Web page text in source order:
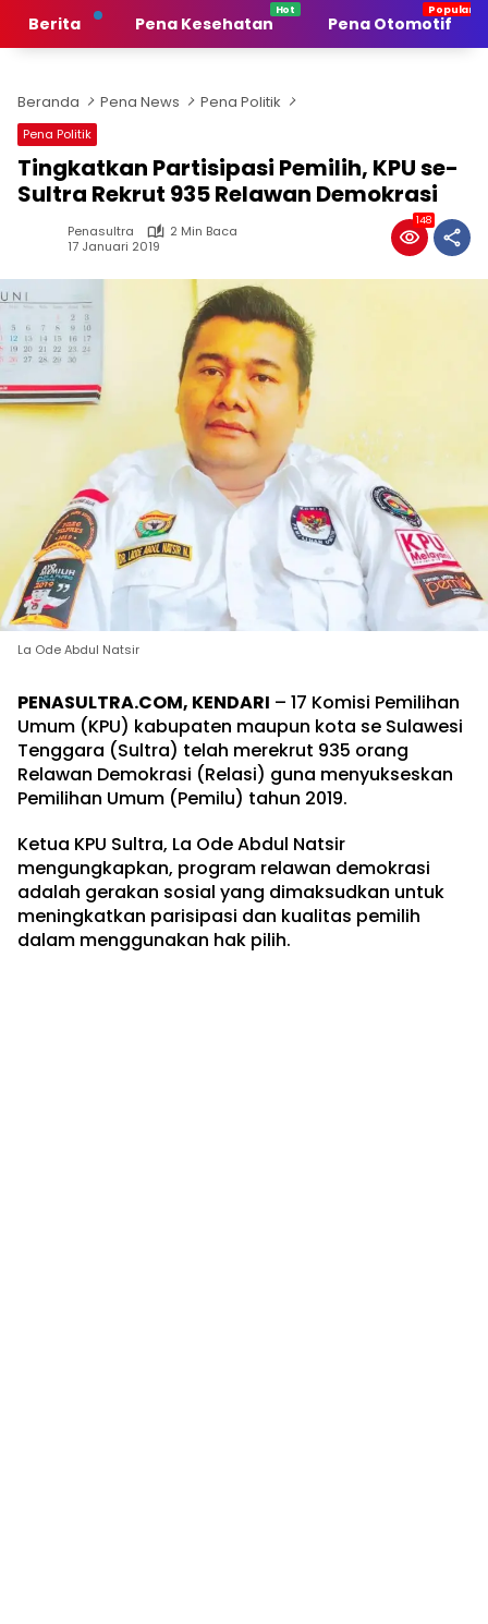
Berita Pena Kesehatan Pena Otomotif
Beranda Pena News Pena Politik
Pena Politik
Tingkatkan Partisipasi Pemilih, KPU se-
Sultra Rekrut 935 Relawan Demokrasi
Penasultra
2 Min Baca
17 Januari 2019
148
La Ode Abdul Natsir
PENASULTRA.COM, KENDARI – 17 Komisi Pemilihan
Umum (KPU) kabupaten maupun kota se Sulawesi
Tenggara (Sultra) telah merekrut 935 orang
Relawan Demokrasi (Relasi) guna menyukseskan
Pemilihan Umum (Pemilu) tahun 2019.
Ketua KPU Sultra, La Ode Abdul Natsir
mengungkapkan, program relawan demokrasi
adalah gerakan sosial yang dimaksudkan untuk
meningkatkan parisipasi dan kualitas pemilih
dalam menggunakan hak pilih.